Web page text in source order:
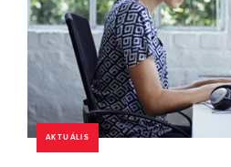
AKTUÁLIS